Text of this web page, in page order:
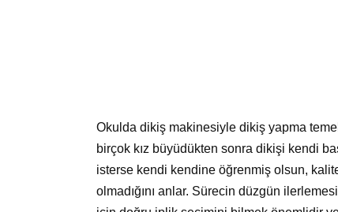
Okulda dikiş makinesiyle dikiş yapma
birçok kız büyüdükten sonra dikişi kendi
isterse kendi kendine öğrenmiş olsun,
olmadığını anlar. Sürecin düzgün